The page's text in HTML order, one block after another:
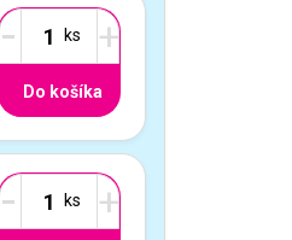
- +
Do košíka
- +